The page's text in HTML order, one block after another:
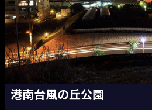
港南台風の丘公園